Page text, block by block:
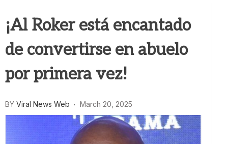
¡Al Roker está encantado
de convertirse en abuelo
por primera vez!
BY Viral News Web March 20, 2025